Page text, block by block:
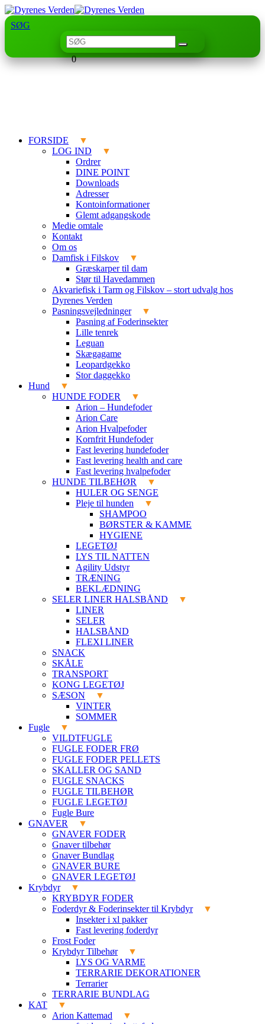
SØG
0
FORSIDE
LOG IND
Ordrer
DINE POINT
Downloads
Adresser
Kontoinformationer
Glemt adgangskode
Medie omtale
Kontakt
Om os
Damfisk i Filskov
Græskarper til dam
Stør til Havedammen
Akvariefisk i Tarm og Filskov – stort udvalg hos
Dyrenes Verden
Pasningsvejledninger
Pasning af Foderinsekter
Lille tenrek
Leguan
Skægagame
Leopardgekko
Stor daggekko
Hund
HUNDE FODER
Arion – Hundefoder
Arion Care
Arion Hvalpefoder
Kornfrit Hundefoder
Fast levering hundefoder
Fast levering health and care
Fast levering hvalpefoder
HUNDE TILBEHØR
HULER OG SENGE
Pleje til hunden
SHAMPOO
BØRSTER & KAMME
HYGIENE
LEGETØJ
LYS TIL NATTEN
Agility Udstyr
TRÆNING
BEKLÆDNING
SELER LINER HALSBÅND
LINER
SELER
HALSBÅND
FLEXI LINER
SNACK
SKÅLE
TRANSPORT
KONG LEGETØJ
SÆSON
VINTER
SOMMER
Fugle
VILDTFUGLE
FUGLE FODER FRØ
FUGLE FODER PELLETS
SKALLER OG SAND
FUGLE SNACKS
FUGLE TILBEHØR
FUGLE LEGETØJ
Fugle Bure
GNAVER
GNAVER FODER
Gnaver tilbehør
Gnaver Bundlag
GNAVER BURE
GNAVER LEGETØJ
Krybdyr
KRYBDYR FODER
Foderdyr & Foderinsekter til Krybdyr
Insekter i xl pakker
Fast levering foderdyr
Frost Foder
Krybdyr Tilbehør
LYS OG VARME
TERRARIE DEKORATIONER
Terrarier
TERRARIE BUNDLAG
KAT
Arion Kattemad